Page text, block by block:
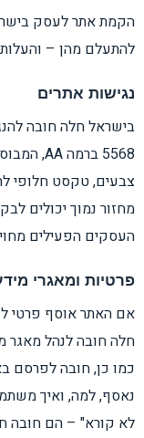
הקמת אתר לעסק
להתעלם מהן –
נגישות אתרים
בישראל חלה חובה
צבעים, טקסט חלופי
מחזור נמוך יכולים
העסקים הפעילים
פרטיות ומאגרי
אם האתר אוסף פרטי
חלה חובה לנהל מאגר
כמו כן, חובה לפרסם
נאסף, למה, ואיך
לא קורא" – הם חובה